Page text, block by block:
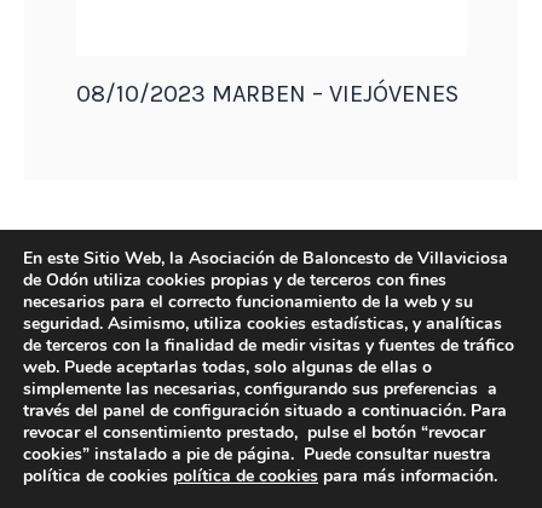
08/10/2023 MARBEN – VIEJÓVENES
DIRECCIÓN
Camino de Sacedón 15
En este Sitio Web, la Asociación de Baloncesto de Villaviciosa
de Odón utiliza cookies propias y de terceros con fines
necesarios para el correcto funcionamiento de la web y su
seguridad. Asimismo, utiliza cookies estadísticas, y analíticas
de terceros con la finalidad de medir visitas y fuentes de tráfico
web. Puede aceptarlas todas, solo algunas de ellas o
simplemente las necesarias, configurando sus preferencias a
través del panel de configuración situado a continuación. Para
revocar el consentimiento prestado, pulse el botón “revocar
cookies” instalado a pie de página. Puede consultar nuestra
política de cookies política de cookies para más información.